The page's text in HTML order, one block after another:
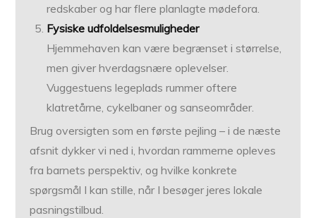
redskaber og har flere planlagte mødefora.
Fysiske udfoldelsesmuligheder
Hjemmehaven kan være begrænset i størrelse,
men giver hverdagsnære oplevelser.
Vuggestuens legeplads rummer oftere
klatretårne, cykelbaner og sanseområder.
Brug oversigten som en første pejling – i de næste
afsnit dykker vi ned i, hvordan rammerne opleves
fra barnets perspektiv, og hvilke konkrete
spørgsmål I kan stille, når I besøger jeres lokale
pasningstilbud.